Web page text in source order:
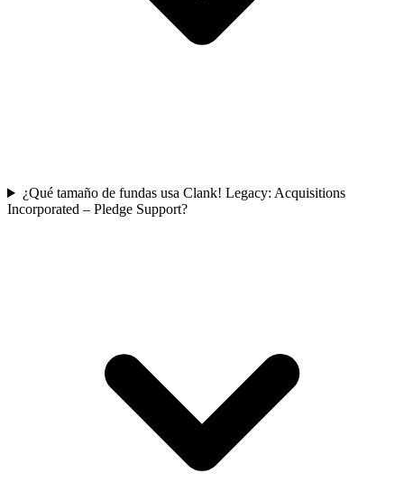
¿Qué tamaño de fundas usa Clank! Legacy: Acquisitions
Incorporated – Pledge Support?